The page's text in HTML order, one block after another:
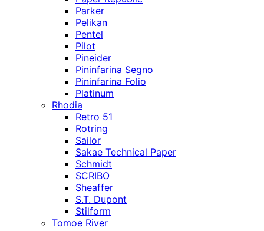
Parker
Pelikan
Pentel
Pilot
Pineider
Pininfarina Segno
Pininfarina Folio
Platinum
Rhodia
Retro 51
Rotring
Sailor
Sakae Technical Paper
Schmidt
SCRIBO
Sheaffer
S.T. Dupont
Stilform
Tomoe River